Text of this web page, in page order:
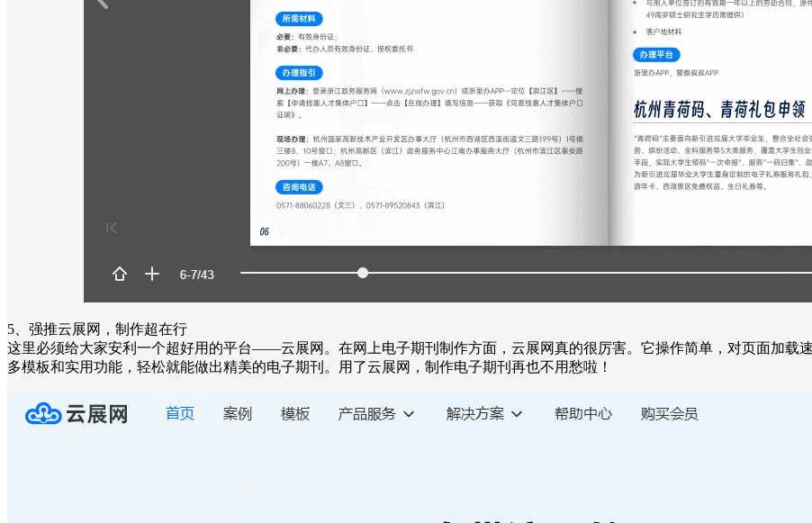
5、强推云展网，制作超在行
这里必须给大家安利一个超好用的平台——云展网。在网上电子期刊制作方面，云展网真的很厉害。它操作简单，对页面加载
多模板和实用功能，轻松就能做出精美的电子期刊。用了云展网，制作电子期刊再也不用愁啦！